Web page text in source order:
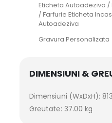
Eticheta Autoadeziva /
/ Farfurie Eticheta
Autoadeziva
Gravura Personalizata
DIMENSIUNI &
Dimensiuni (WxDxH):
Greutate: 37.00 kg